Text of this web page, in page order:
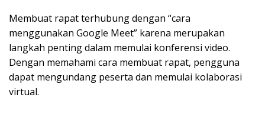
Membuat rapat terhubung dengan “cara
menggunakan Google Meet” karena merupakan
langkah penting dalam memulai konferensi video.
Dengan memahami cara membuat rapat, pengguna
dapat mengundang peserta dan memulai kolaborasi
virtual.